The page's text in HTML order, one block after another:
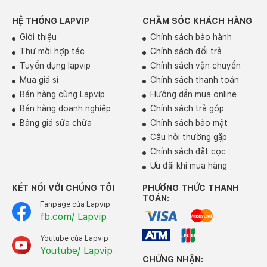
Kết nối đa dạng
Máy tích hợp đầy đủ các cổng kết nối hiện đại như
HDMI 2.1 ,2x USB-C Thunderbolt 4 ,1x USB-A 3.2
Gen 1 (5 Gbps), Micro-SD Card Reader vàjack tai
. Người dùng có thể dễ dàng kết nối với
các thiết bị ngoại vi mà không cần phụ kiện chuyển đổi
HỆ THỐNG LAPVIP
Giới thiệu
Thư mời hợp tác
Tuyển dụng lapvip
Mua giá sỉ
Bán hàng cùng Lapvip
Bán hàng doanh nghiệp
Bảng giá sửa chữa
CHĂM SÓC KHÁCH HÀNG
Chính sách bảo hành
Chính sách đổi trả
Chính sách vận chuyển
Chính sách thanh toán
Hướng dẫn mua online
Chính sách trả góp
Chính sách bảo mật
Câu hỏi thường gặp
Chính sách đặt cọc
Ưu đãi khi mua hàng
KẾT NỐI VỚI CHÚNG TÔI
Fanpage của Lapvip
fb.com/ Lapvip
Youtube của Lapvip
Youtube/ Lapvip
PHƯƠNG THỨC THANH
TOÁN:
CHỨNG NHẬN: